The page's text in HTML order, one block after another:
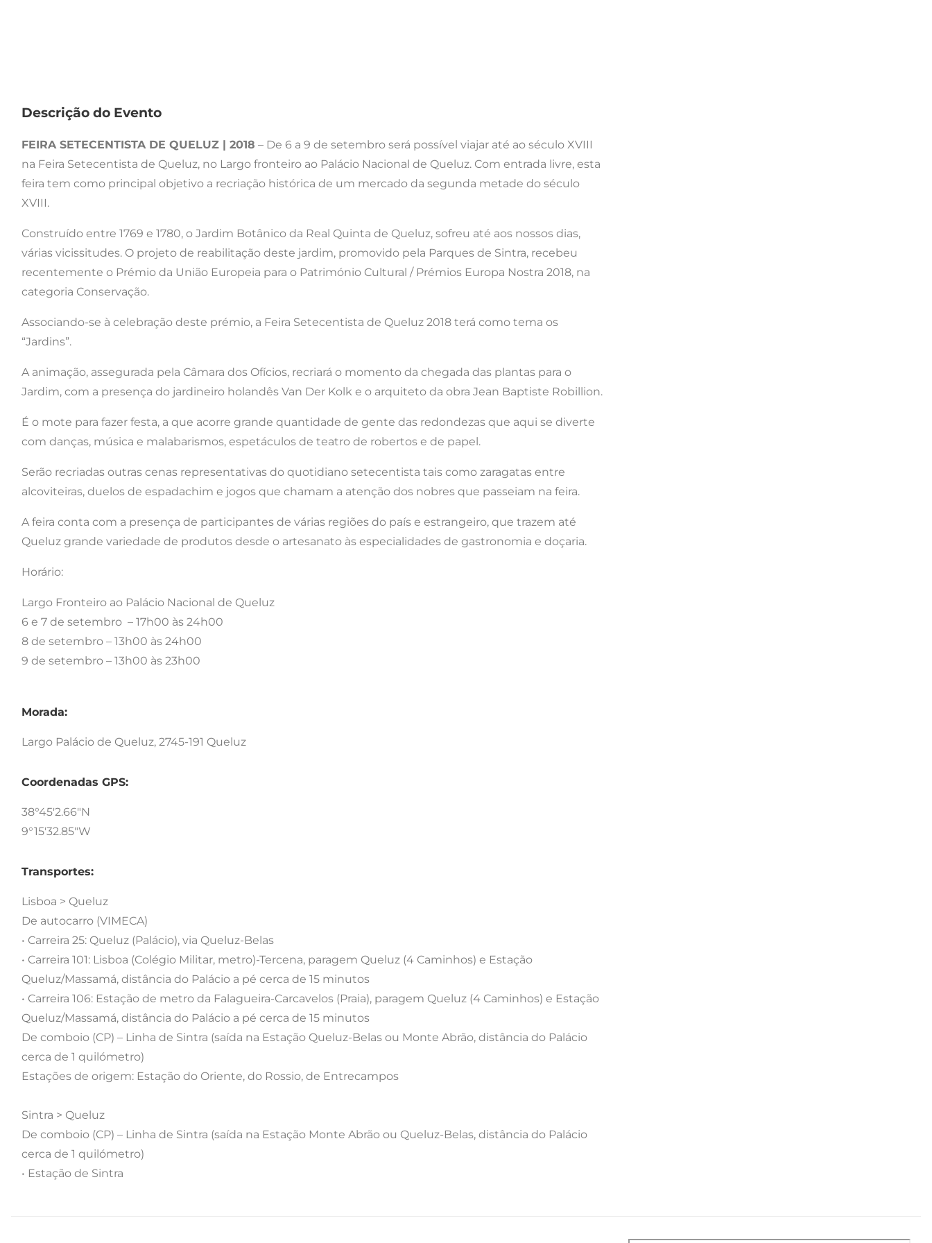
Descrição do Evento
FEIRA SETECENTISTA DE QUELUZ | 2018 – De 6 a 9 de setembro será possível viajar até ao século XVIII
na Feira Setecentista de Queluz, no Largo fronteiro ao Palácio Nacional de Queluz. Com entrada livre, esta
feira tem como principal objetivo a recriação histórica de um mercado da segunda metade do século
XVIII.
Construído entre 1769 e 1780, o Jardim Botânico da Real Quinta de Queluz, sofreu até aos nossos dias,
várias vicissitudes. O projeto de reabilitação deste jardim, promovido pela Parques de Sintra, recebeu
recentemente o Prémio da União Europeia para o Património Cultural / Prémios Europa Nostra 2018, na
categoria Conservação.
Associando-se à celebração deste prémio, a Feira Setecentista de Queluz 2018 terá como tema os
“Jardins”.
A animação, assegurada pela Câmara dos Ofícios, recriará o momento da chegada das plantas para o
Jardim, com a presença do jardineiro holandês Van Der Kolk e o arquiteto da obra Jean Baptiste Robillion.
É o mote para fazer festa, a que acorre grande quantidade de gente das redondezas que aqui se diverte
com danças, música e malabarismos, espetáculos de teatro de robertos e de papel.
Serão recriadas outras cenas representativas do quotidiano setecentista tais como zaragatas entre
alcoviteiras, duelos de espadachim e jogos que chamam a atenção dos nobres que passeiam na feira.
A feira conta com a presença de participantes de várias regiões do país e estrangeiro, que trazem até
Queluz grande variedade de produtos desde o artesanato às especialidades de gastronomia e doçaria.
Horário:
Largo Fronteiro ao Palácio Nacional de Queluz
6 e 7 de setembro – 17h00 às 24h00
8 de setembro – 13h00 às 24h00
9 de setembro – 13h00 às 23h00
Morada:
Largo Palácio de Queluz, 2745-191 Queluz
Coordenadas GPS:
38°45'2.66"N
9°15'32.85"W
Transportes:
Lisboa > Queluz
De autocarro (VIMECA)
• Carreira 25: Queluz (Palácio), via Queluz-Belas
• Carreira 101: Lisboa (Colégio Militar, metro)-Tercena, paragem Queluz (4 Caminhos) e Estação
Queluz/Massamá, distância do Palácio a pé cerca de 15 minutos
• Carreira 106: Estação de metro da Falagueira-Carcavelos (Praia), paragem Queluz (4 Caminhos) e Estação
Queluz/Massamá, distância do Palácio a pé cerca de 15 minutos
De comboio (CP) – Linha de Sintra (saída na Estação Queluz-Belas ou Monte Abrão, distância do Palácio
cerca de 1 quilómetro)
Estações de origem: Estação do Oriente, do Rossio, de Entrecampos
Sintra > Queluz
De comboio (CP) – Linha de Sintra (saída na Estação Monte Abrão ou Queluz-Belas, distância do Palácio
cerca de 1 quilómetro)
• Estação de Sintra